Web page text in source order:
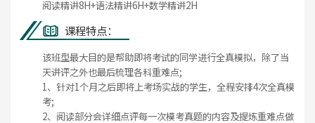
阅读精讲8H+语法精讲6H+数学精讲2H
课程特点：
该班型最大目的是帮助即将考试的同学进行全真模拟，除了当
天讲评之外也最后梳理各科重难点;
1、针对1个月之后即将上考场实战的学生，全程安排4次全真模
考;
2、阅读部分会详细点评每一次模考真题的内容及提炼重难点做